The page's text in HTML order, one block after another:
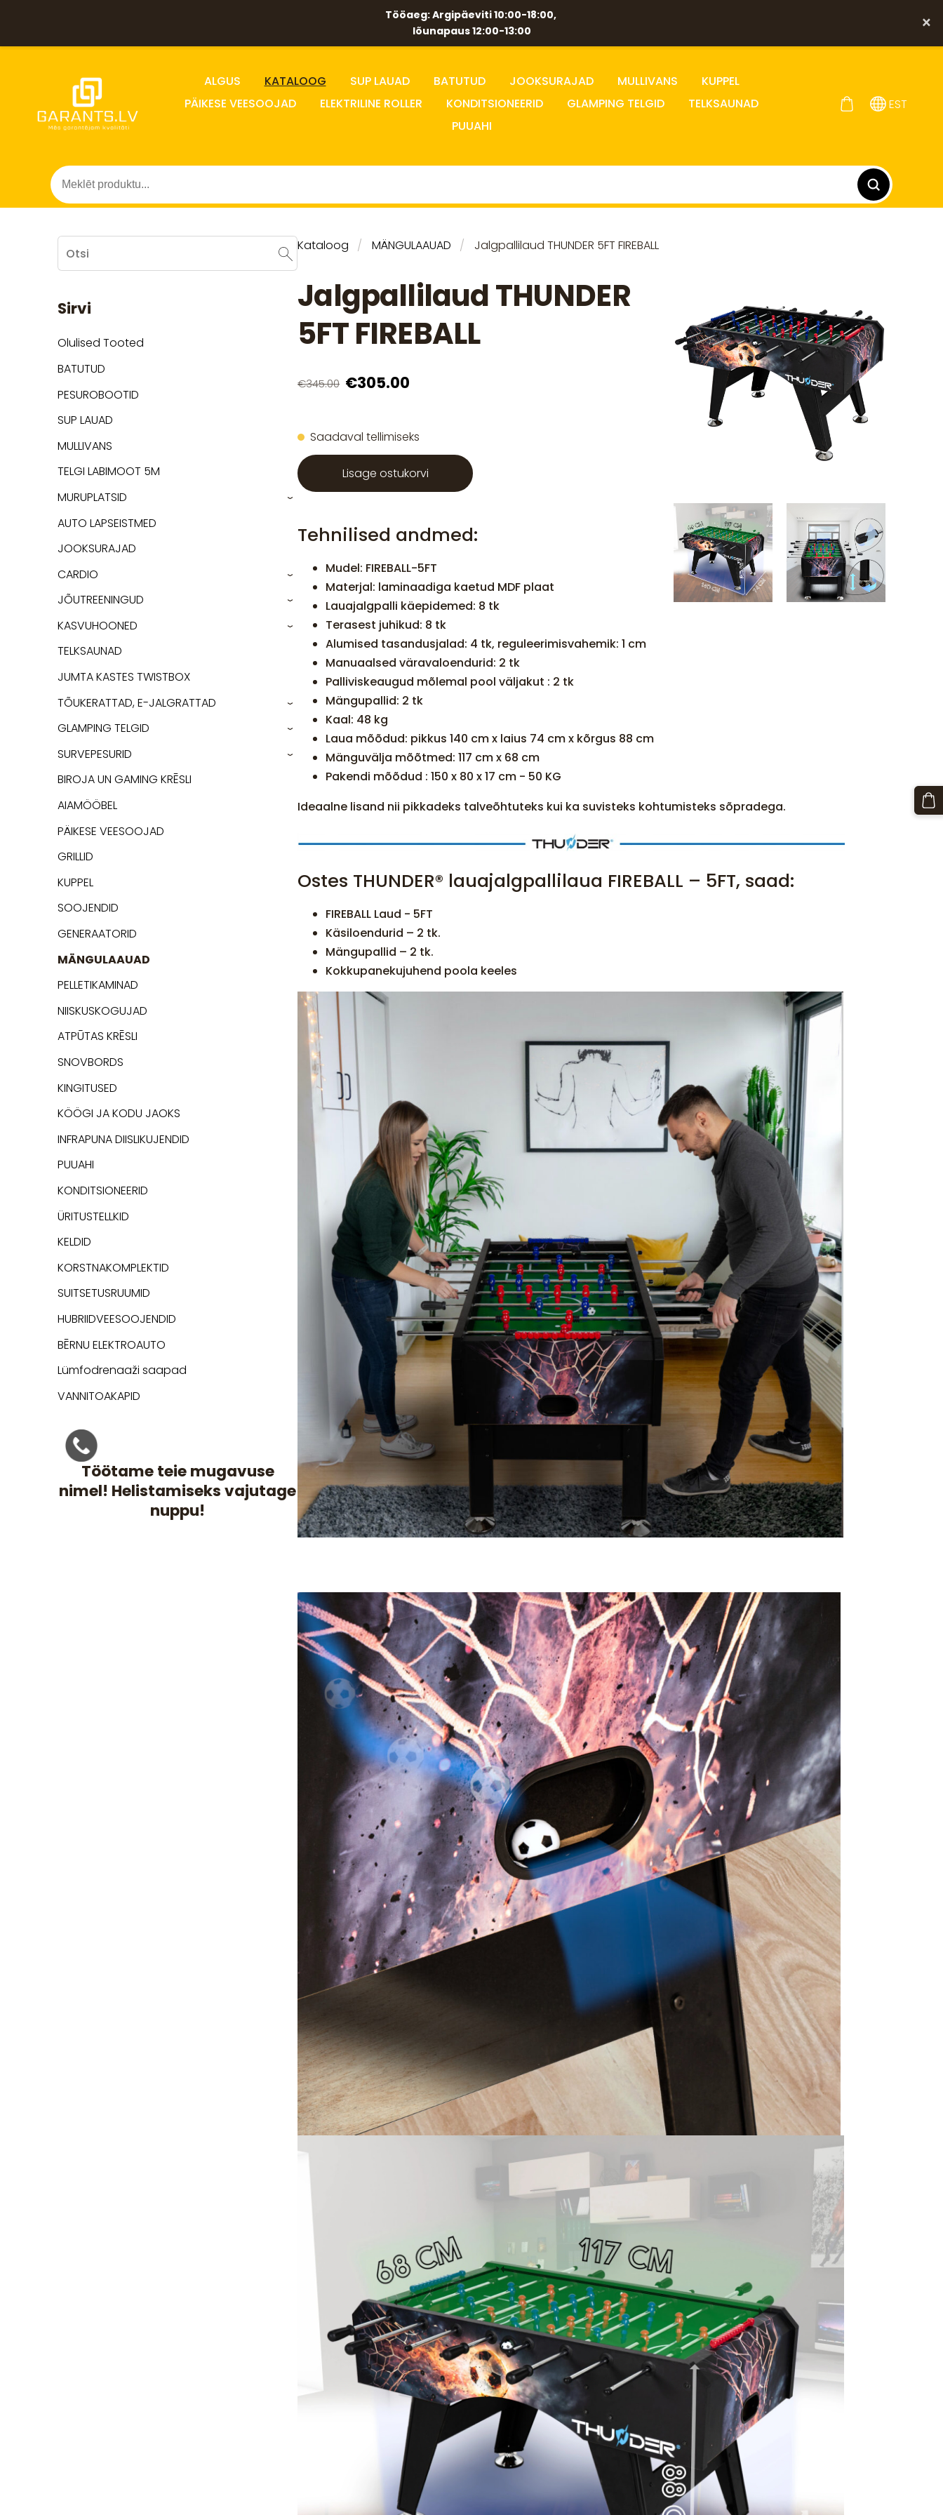
Tööaeg: Argipäeviti 10:00-18:00,
lõunapaus 12:00-13:00
×
ALGUS KATALOOG SUP LAUAD BATUTUD JOOKSURAJAD MULLIVANS
KUPPEL
PÄIKESE VEESOOJAD
ELEKTRILINE ROLLER KONDITSIONEERID GLAMPING TELGID
TELKSAUNAD
PUUAHI
EST
Sirvi
Olulised Tooted
BATUTUD
PESUROBOOTID
SUP LAUAD
MULLIVANS
TELGI LABIMOOT 5M
MURUPLATSID
›
AUTO LAPSEISTMED
JOOKSURAJAD
CARDIO
›
JÕUTREENINGUD ›
KASVUHOONED ›
TELKSAUNAD
JUMTA KASTES TWISTBOX
TÕUKERATTAD, E-JALGRATTAD
›
GLAMPING TELGID ›
SURVEPESURID ›
BIROJA UN GAMING KRĒSLI
AIAMÖÖBEL
PÄIKESE VEESOOJAD
GRILLID
KUPPEL
SOOJENDID
GENERAATORID
MÄNGULAAUAD
PELLETIKAMINAD
NIISKUSKOGUJAD
ATPŪTAS KRĒSLI
SNOVBORDS
KINGITUSED
KÖÖGI JA KODU JAOKS
INFRAPUNA DIISLIKUJENDID
PUUAHI
KONDITSIONEERID
ÜRITUSTELLKID
KELDID
KORSTNAKOMPLEKTID
SUITSETUSRUUMID
HUBRIIDVEESOOJENDID
BĒRNU ELEKTROAUTO
Lümfodrenaaži saapad
VANNITOAKAPID
Töötame teie mugavuse
nimel! Helistamiseks vajutage
nuppu!
Kataloog MÄNGULAAUAD Jalgpallilaud THUNDER 5FT FIREBALL
Jalgpallilaud THUNDER
5FT FIREBALL
€345.00 €305.00
Saadaval tellimiseks
Lisage ostukorvi
Tehnilised andmed:
Mudel: FIREBALL-5FT
Materjal: laminaadiga kaetud MDF plaat
Lauajalgpalli käepidemed: 8 tk
Terasest juhikud: 8 tk
Alumised tasandusjalad: 4 tk, reguleerimisvahemik: 1 cm
Manuaalsed väravaloendurid: 2 tk
Palliviskeaugud mõlemal pool väljakut : 2 tk
Mängupallid: 2 tk
Kaal: 48 kg
Laua mõõdud: pikkus 140 cm x laius 74 cm x kõrgus 88 cm
Mänguvälja mõõtmed: 117 cm x 68 cm
Pakendi mõõdud : 150 x 80 x 17 cm - 50 KG
Ideaalne lisand nii pikkadeks talveõhtuteks kui ka suvisteks kohtumisteks sõpradega.
Ostes THUNDER®️ lauajalgpallilaua FIREBALL – 5FT, saad:
FIREBALL Laud - 5FT
Käsiloendurid – 2 tk.
Mängupallid – 2 tk.
Kokkupanekujuhend poola keeles